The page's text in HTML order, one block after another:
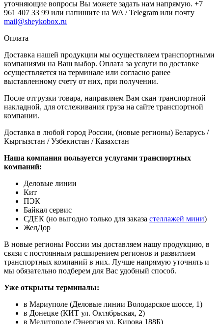
уточняющие вопросы Вы можете задать нам напрямую. +7
961 407 33 99 или напишите на WA / Telegram или почту
mail@sheykobox.ru
Оплата
Доставка нашей продукции мы осуществляем транспортными
компаниями на Ваш выбор. Оплата за услуги по доставке
осуществляется на терминале или согласно ранее
выставленному счету от них, при получении.
После отгрузки товара, направляем Вам скан транспортной
накладной, для отслеживания груза на сайте транспортной
компании.
Доставка в любой город России, (новые регионы) Беларусь /
Кыргызстан / Узбекистан / Казахстан
Наша компания пользуется услугами транспортных
компаний:
Деловые линии
Кит
ПЭК
Байкал сервис
СДЕК (но выгодно только для заказа стеллажей мини)
ЖелДор
В новые регионы России мы доставляем нашу продукцию, в
связи с постоянным расширением регионов и развитием
транспортных компаний в них. Лучше напрямую уточнять и
мы обязательно подберем для Вас удобный способ.
Уже открыты терминалы:
в Мариуполе (Деловые линии Володарское шоссе, 1)
в Донецке (КИТ ул. Октябрьская, 2)
в Мелитополе (Энергия ул. Кирова 188Б)